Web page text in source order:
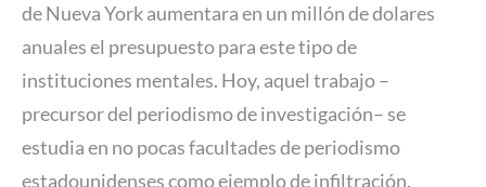
de Nueva York aumentara en un millón de dolares
anuales el presupuesto para este tipo de
instituciones mentales. Hoy, aquel trabajo –
precursor del periodismo de investigación– se
estudia en no pocas facultades de periodismo
estadounidenses como ejemplo de infiltración.